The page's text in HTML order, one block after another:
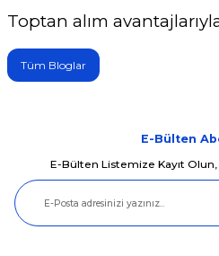
Toptan alım
Tüm Bloglar
E-Bülten
E-Bülten Listemize Kayıt